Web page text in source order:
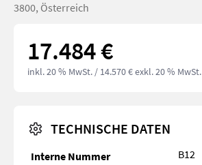
3800, Österreich
17.484 €
inkl. 20 % MwSt. / 14.570 € exkl. 20 % MwSt.
TECHNISCHE DATEN
Interne Nummer B12